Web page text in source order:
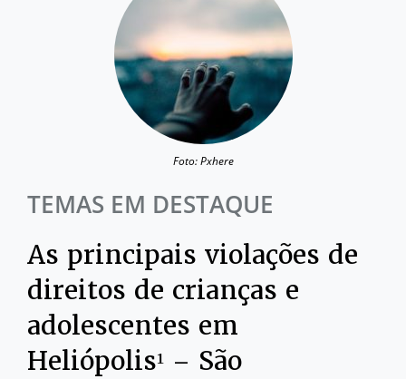
Foto: Pxhere
TEMAS EM DESTAQUE
As principais violações de
direitos de crianças e
adolescentes em
Heliópolis¹ – São